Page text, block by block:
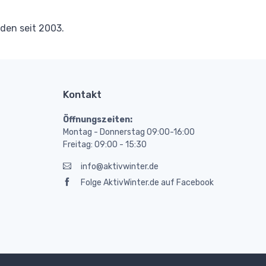
seit 2003.
Kontakt
Öffnungszeiten:
Montag - Donnerstag 09:00-16:00
Freitag: 09:00 - 15:30
info@aktivwinter.de
Folge AktivWinter.de auf Facebook